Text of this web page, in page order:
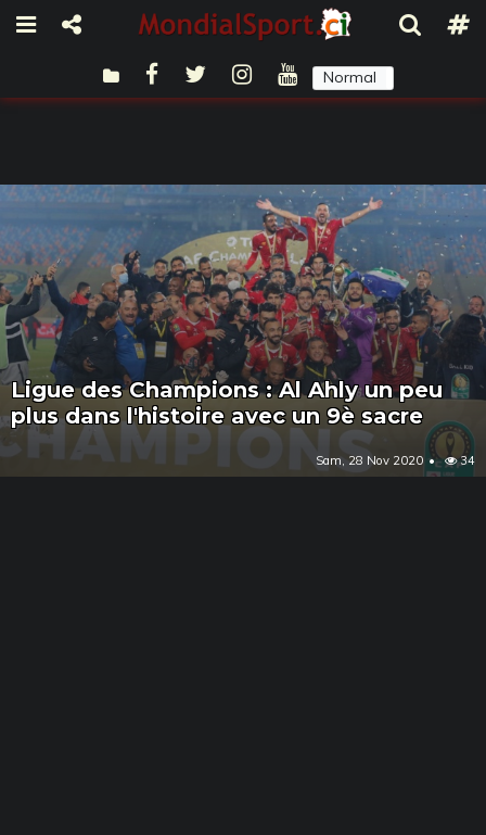
Normal
Ligue des Champions : Al Ahly un peu
plus dans l'histoire avec un 9è sacre
Sam, 28 Nov 2020 34